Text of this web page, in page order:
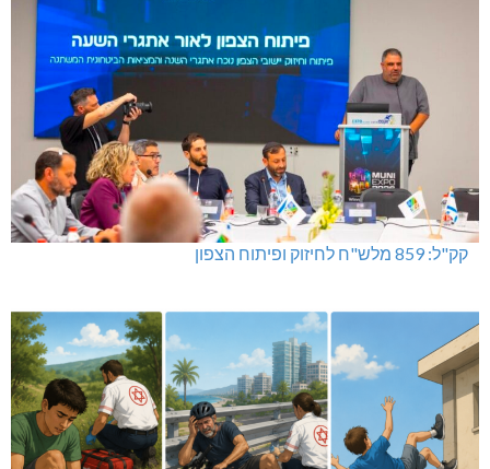
קק"ל: 859 מלש"ח לחיזוק ופיתוח הצפון